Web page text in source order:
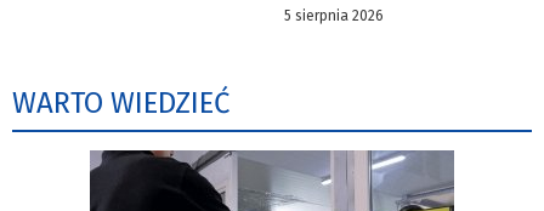
5 sierpnia 2026
WARTO WIEDZIEĆ